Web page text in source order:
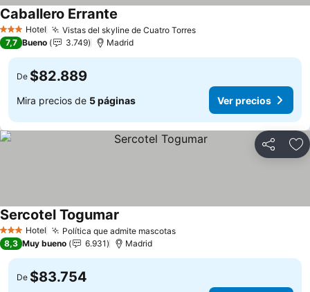
3 Estrellas
Hotel Vistas del skyline de Cuatro Torres
Caballero Errante
7,7 Bueno 3.749 Madrid
De $82.889
Mira precios de 5 páginas Ver precios
Compartir
3 Estrellas
Hotel Política que admite mascotas
Sercotel Togumar
8,3 Muy bueno 6.931 Madrid
De $83.754